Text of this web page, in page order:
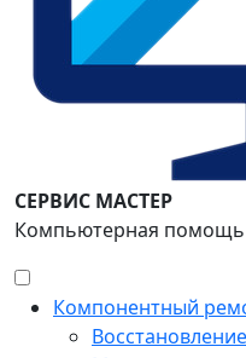
СЕРВИС МАСТЕР
Компьютерная помощь
Компонентный